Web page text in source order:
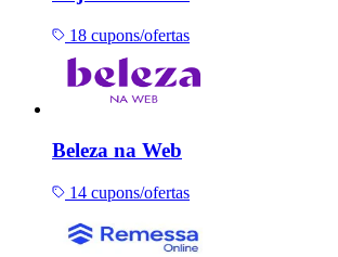
18 cupons/ofertas
Beleza na Web
14 cupons/ofertas